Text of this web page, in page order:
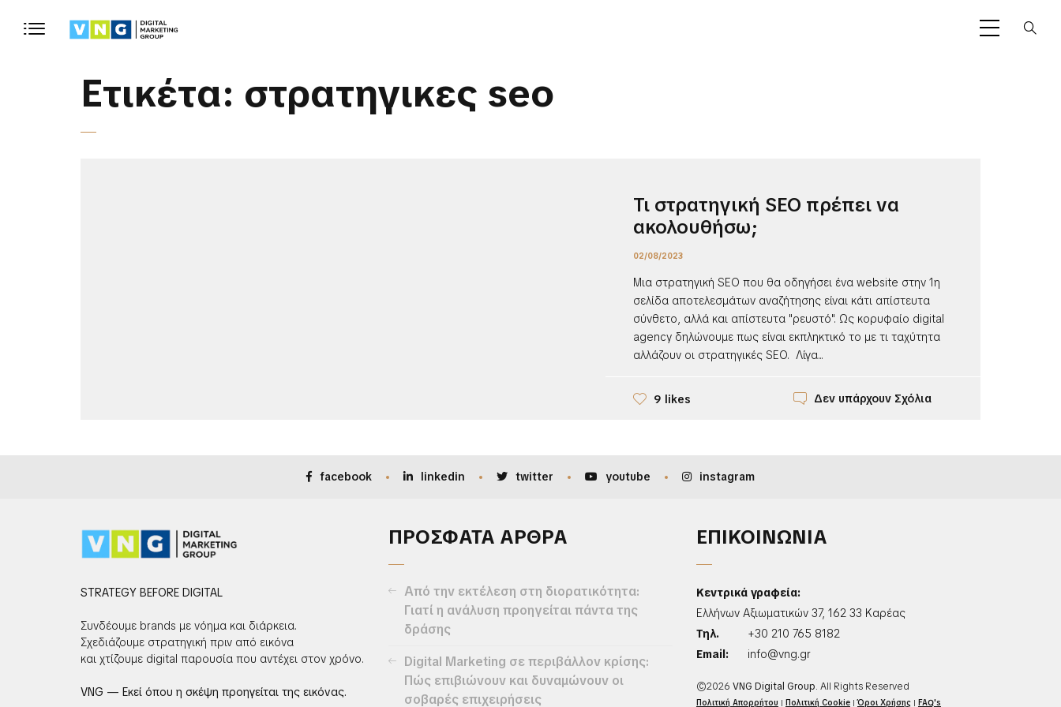
Ετικέτα: στρατηγικες seo
Τι στρατηγική SEO πρέπει να
ακολουθήσω;
02/08/2023
Μια στρατηγική SEO που θα οδηγήσει ένα website στην 1η
σελίδα αποτελεσμάτων αναζήτησης είναι κάτι απίστευτα
σύνθετο, αλλά και απίστευτα "ρευστό". Ως κορυφαίο digital
agency δηλώνουμε πως είναι εκπληκτικό το με τι ταχύτητα
αλλάζουν οι στρατηγικές SEO. Λίγα...
9 likes Δεν υπάρχουν Σχόλια
facebook linkedin twitter youtube instagram
STRATEGY BEFORE DIGITAL
Συνδέουμε brands με νόημα και διάρκεια.
Σχεδιάζουμε στρατηγική πριν από εικόνα
και χτίζουμε digital παρουσία που αντέχει στον χρόνο.
VNG — Εκεί όπου η σκέψη προηγείται της εικόνας.
ΠΡΟΣΦΑΤΑ ΑΡΘΡΑ
Από την εκτέλεση στη διορατικότητα:
Γιατί η ανάλυση προηγείται πάντα της
δράσης
Digital Marketing σε περιβάλλον κρίσης:
Πώς επιβιώνουν και δυναμώνουν οι
σοβαρές επιχειρήσεις
ΕΠΙΚΟΙΝΩΝΙΑ
Κεντρικά γραφεία:
Ελλήνων Αξιωματικών 37, 162 33 Καρέας
Τηλ.
+30 210 765 8182
Email:
info@vng.gr
©2026 VNG Digital Group. All Rights Reserved
Πολιτική Απορρήτου | Πολιτική Cookie|Όροι Χρήσης| FAQ's